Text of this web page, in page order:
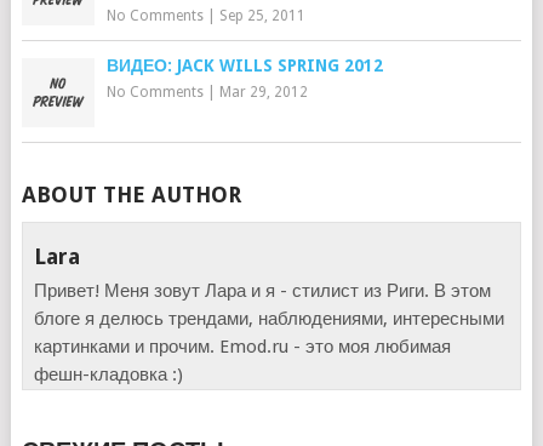
No Comments| Sep 25, 2011
ВИДЕО: JACK WILLS SPRING 2012
No Comments| Mar 29, 2012
ABOUT THE AUTHOR
Lara
Привет! Меня зовут Лара и я - стилист из Риги. В этом
блоге я делюсь трендами, наблюдениями, интересными
картинками и прочим. Emod.ru - это моя любимая
фешн-кладовка :)